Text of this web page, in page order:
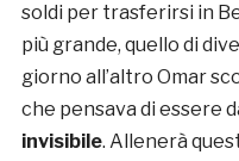
soldi per trasferirsi in
più grande, quello di
giorno all’altro Omar
che pensava di essere
invisibile. Allenerà